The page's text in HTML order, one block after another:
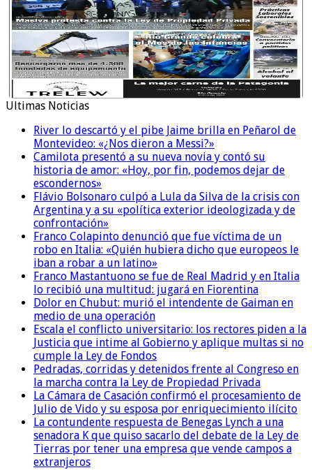
Ultimas Noticias
River lo descartó y el pibe Jaime brilla en Peñarol de
Montevideo: «¿Nos dieron a Messi?»
Camilota presentó a su nueva novia y contó su
historia de amor: «Hoy, por fin, podemos dejar de
escondernos»
Flávio Bolsonaro culpó a Lula da Silva de la crisis con
Argentina y a su «política exterior ideologizada y de
confrontación»
Franco Colapinto denunció que fue víctima de un
robo en Italia: «Quién hubiera dicho que europeos le
iban a robar a un latino»
Franco Mastantuono se fue de Real Madrid y en Italia
lo recibió una multitud: jugará en Fiorentina
Dolor en Chubut: murió el intendente de Gaiman en
medio de una operación
Escala el conflicto universitario: los rectores piden a la
Justicia que intime al Gobierno y aplique multas si no
cumple la Ley de Fondos
Pedradas, corridas y detenidos frente al Congreso en
la marcha contra la Ley de Propiedad Privada
La Cámara de Casación confirmó el procesamiento de
Julio de Vido y su esposa por enriquecimiento ilícito
La contundente respuesta de Benegas Lynch a una
senadora K que quiso sacarlo del debate de la Ley de
Tierras por tener una empresa que vende campos a
extranjeros